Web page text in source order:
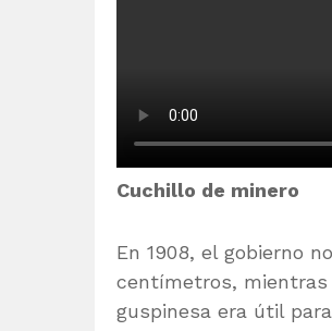
Cuchillo de minero
En 1908, el gobierno
centímetros, mientras
guspinesa era útil